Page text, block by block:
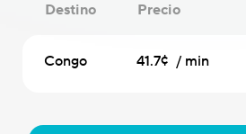
Destino Precio
Congo 41.7¢ / min